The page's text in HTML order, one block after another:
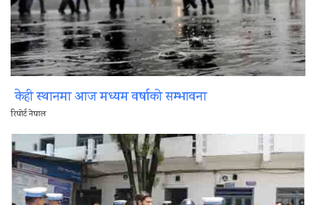
केही स्थानमा आज मध्यम वर्षाको सम्भावना
रिपोर्ट नेपाल